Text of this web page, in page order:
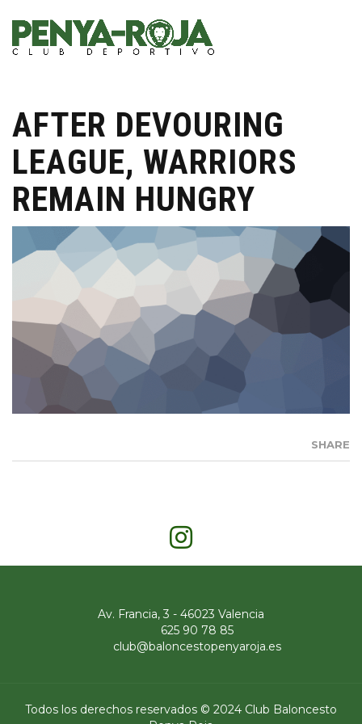
AFTER DEVOURING
LEAGUE, WARRIORS
REMAIN HUNGRY
SHARE
Av. Francia, 3 - 46023 Valencia
625 90 78 85
club@baloncestopenyaroja.es
Todos los derechos reservados © 2024 Club Baloncesto